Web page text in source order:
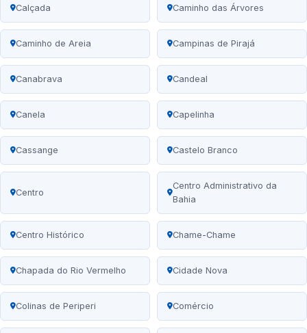
Calçada Caminho das Árvores
Caminho de Areia Campinas de Pirajá
Canabrava Candeal
Canela Capelinha
Cassange Castelo Branco
Centro
Centro Administrativo da
Bahia
Centro Histórico Chame-Chame
Chapada do Rio Vermelho Cidade Nova
Colinas de Periperi Comércio